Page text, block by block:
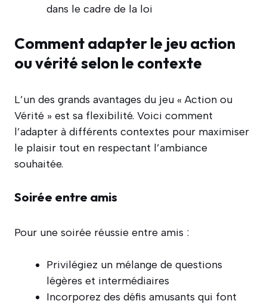
dans le cadre de la loi
Comment adapter le jeu action
ou vérité selon le contexte
L’un des grands avantages du jeu « Action ou
Vérité » est sa flexibilité. Voici comment
l’adapter à différents contextes pour maximiser
le plaisir tout en respectant l’ambiance
souhaitée.
Soirée entre amis
Pour une soirée réussie entre amis :
Privilégiez un mélange de questions
légères et intermédiaires
Incorporez des défis amusants qui font